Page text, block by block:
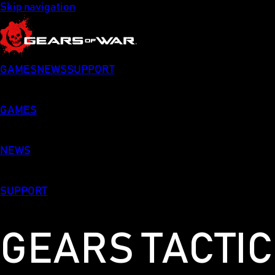
Skip navigation
GAMES NEWSSUPPORT
GAMES
NEWS
SUPPORT
GEARS